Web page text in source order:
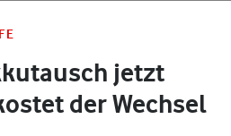
jetzt
der Wechsel